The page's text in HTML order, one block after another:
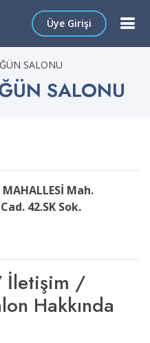
Üye Girişi
SALONU
SALONU
Mah.
42.SK Sok.
İletişim /
Hakkında